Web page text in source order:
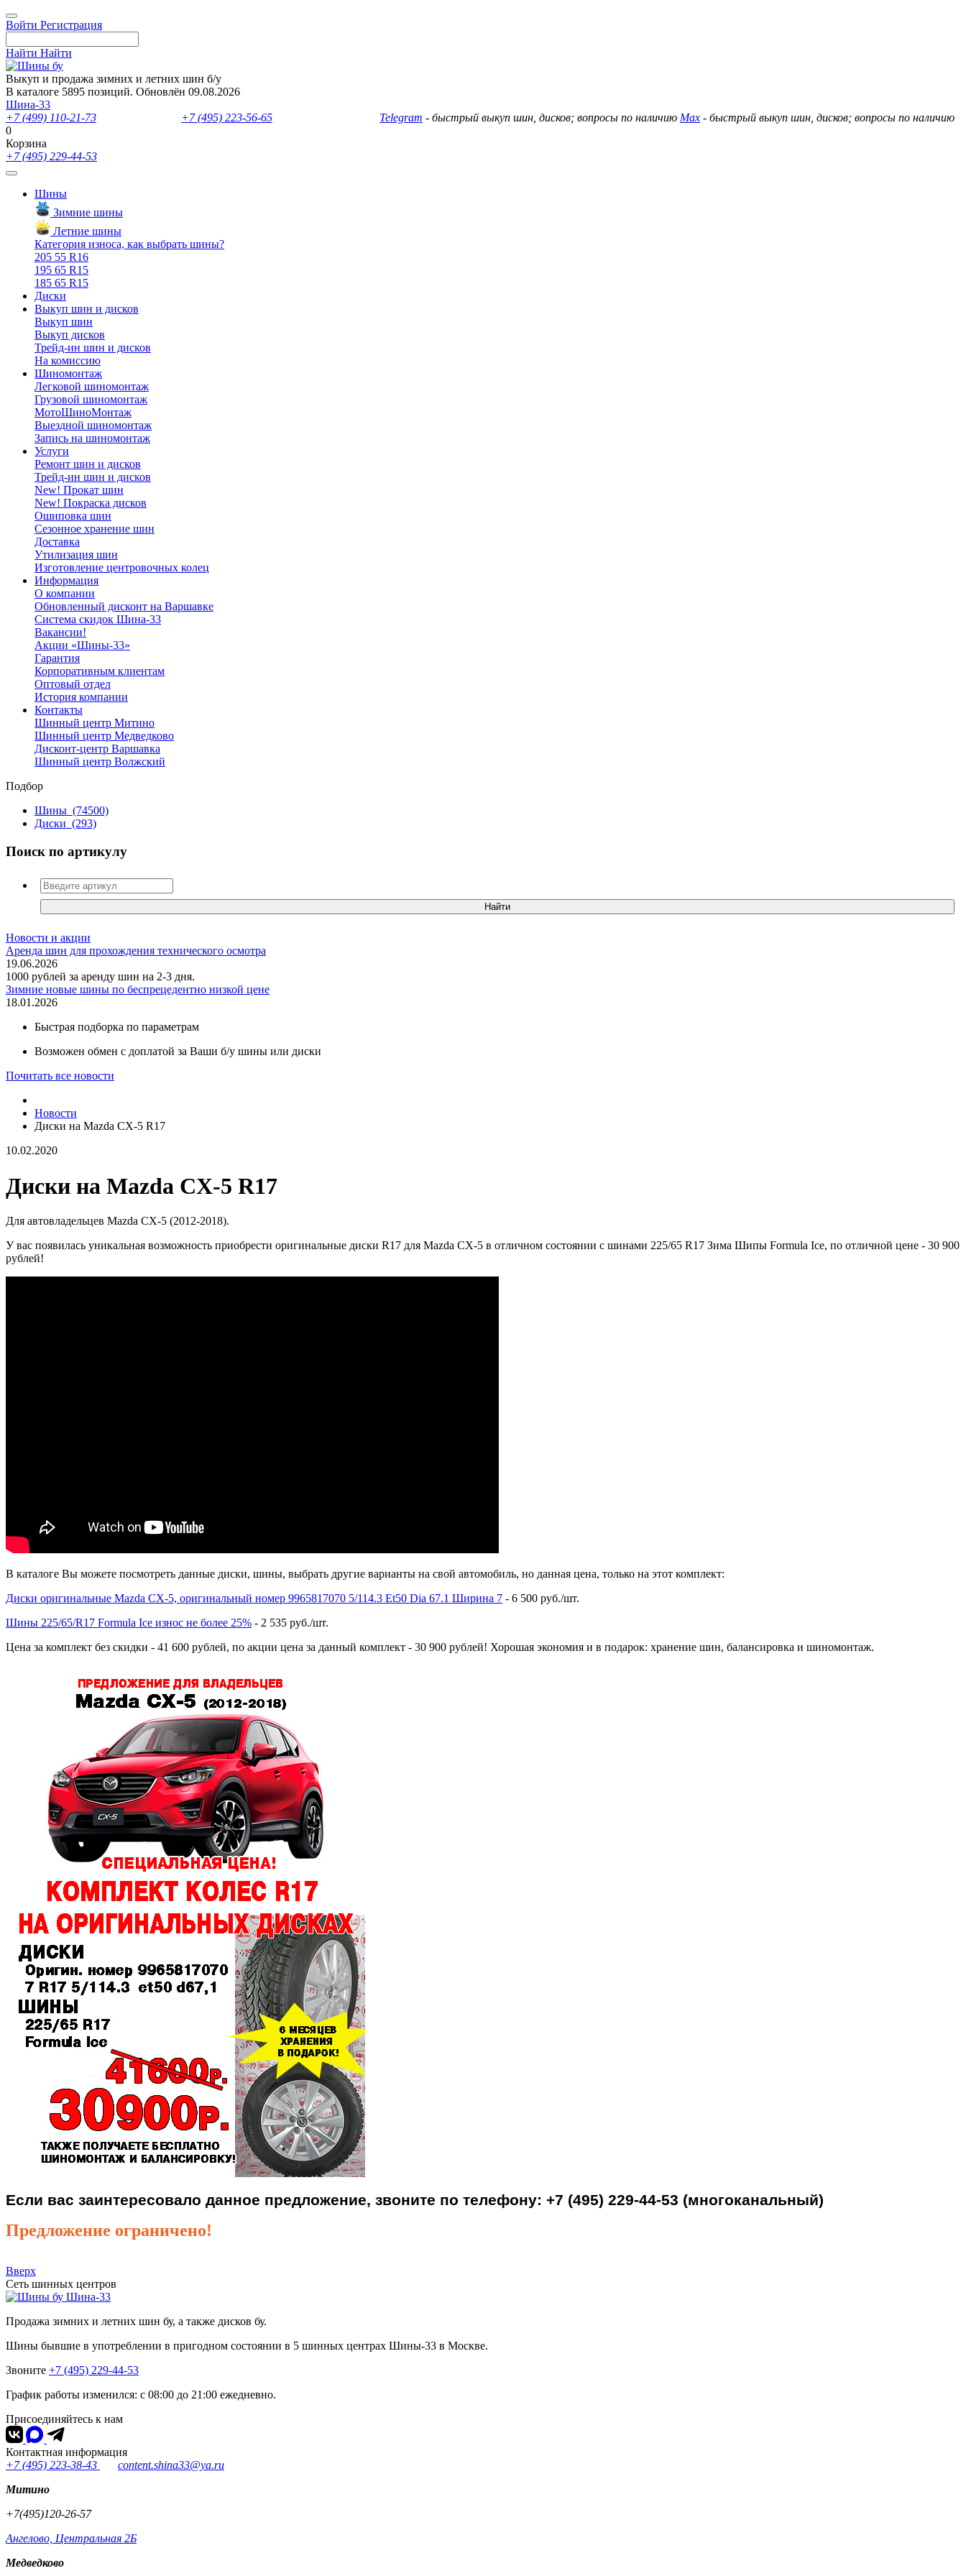
Войти Регистрация
Найти Найти
Выкуп и продажа зимних и летних шин б/у
В каталоге 5895 позиций. Обновлён 09.08.2026
Шина-33
+7 (499) 110-21-73
+7 (495) 223-56-65 Telegram - быстрый выкуп шин, дисков; вопросы по наличию Max - быстрый выкуп шин, дисков; вопросы по наличию
0
Корзина
+7 (495) 229-44-53
Шины
Зимние шины
Летние шины
Категория износа, как выбрать шины?
205 55 R16
195 65 R15
185 65 R15
Диски
Выкуп шин и дисков
Выкуп шин
Выкуп дисков
Трейд-ин шин и дисков
На комиссию
Шиномонтаж
Легковой шиномонтаж
Грузовой шиномонтаж
МотоШиноМонтаж
Выездной шиномонтаж
Запись на шиномонтаж
Услуги
Ремонт шин и дисков
Трейд-ин шин и дисков
New! Прокат шин
New! Покраска дисков
Ошиповка шин
Сезонное хранение шин
Доставка
Утилизация шин
Изготовление центровочных колец
Информация
О компании
Обновленный дисконт на Варшавке
Система скидок Шина-33
Вакансии!
Акции «Шины-33»
Гарантия
Корпоративным клиентам
Оптовый отдел
История компании
Контакты
Шинный центр Митино
Шинный центр Медведково
Дисконт-центр Варшавка
Шинный центр Волжский
Подбор
Шины (74500)
Диски (293)
Поиск по артикулу
Новости и акции
Аренда шин для прохождения технического осмотра
19.06.2026
1000 рублей за аренду шин на 2-3 дня.
Зимние новые шины по беспрецедентно низкой цене
18.01.2026
Быстрая подборка по параметрам
Возможен обмен с доплатой за Ваши б/у шины или диски
Почитать все новости
Новости
Диски на Mazda CX-5 R17
10.02.2020
Диски на Mazda CX-5 R17
Для автовладельцев Mazda CX-5 (2012-2018).
У вас появилась уникальная возможность приобрести оригинальные диски R17 для Mazda CX-5 в отличном состоянии с шинами 225/65 R17 Зима Шипы Formula Ice, по отличной цене - 30 900
рублей!
В каталоге Вы можете посмотреть данные диски, шины, выбрать другие варианты на свой автомобиль, но данная цена, только на этот комплект:
Диски оригинальные Mazda CX-5, оригинальный номер 9965817070 5/114.3 Et50 Dia 67.1 Ширина 7 - 6 500 руб./шт.
Шины 225/65/R17 Formula Ice износ не более 25% - 2 535 руб./шт.
Цена за комплект без скидки - 41 600 рублей, по акции цена за данный комплект - 30 900 рублей! Хорошая экономия и в подарок: хранение шин, балансировка и шиномонтаж.
Если вас заинтересовало данное предложение, звоните по телефону: +7 (495) 229-44-53 (многоканальный)
Предложение ограничено!
Вверх
Сеть шинных центров
Шина-33
Продажа зимних и летних шин бу, а также дисков бу.
Шины бывшие в употреблении в пригодном состоянии в 5 шинных центрах Шины-33 в Москве.
Звоните +7 (495) 229-44-53
График работы изменился: с 08:00 до 21:00 ежедневно.
Присоединяйтесь к нам
Контактная информация
+7 (495) 223-38-43
content.shina33@ya.ru
Митино
+7(495)120-26-57
Ангелово, Центральная 2Б
Медведково